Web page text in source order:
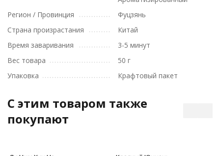
Регион / Провинция
Фуцзянь
Страна произрастания
Китай
Время заваривания
3-5 минут
Вес товара
50 г
Упаковка
Крафтовый пакет
C этим товаром также
покупают